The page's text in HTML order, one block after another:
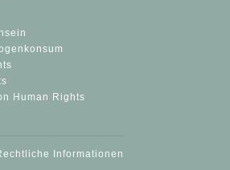
Human Rights
Informationen